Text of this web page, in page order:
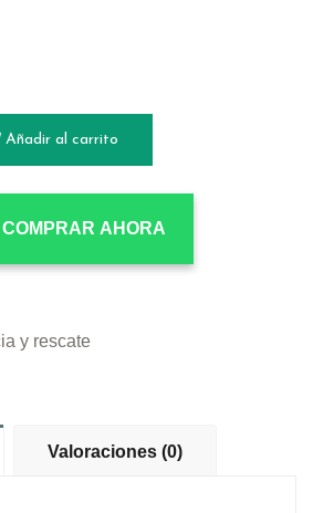
Añadir al carrito
COMPRAR AHORA
y rescate
Valoraciones (0)